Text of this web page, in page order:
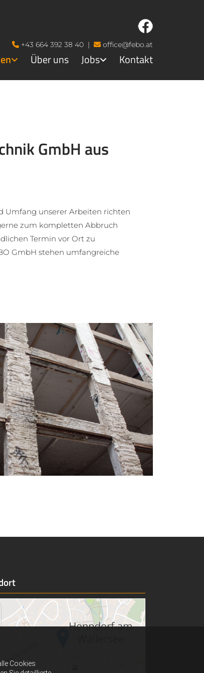
Cookies
 +43 664 392 38 40|  office@febo.at
Über uns Jobs Kontakt
GmbH aus
Umfang unserer Arbeiten richten
zum kompletten Abbruch
Termin vor Ort zu
GmbH stehen umfangreiche